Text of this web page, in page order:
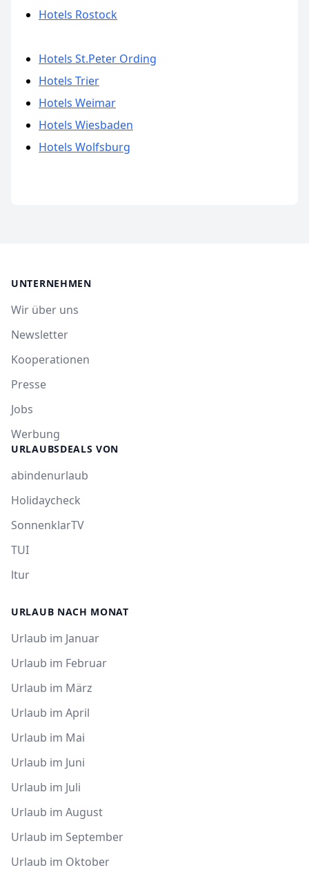
Hotels Rostock
Hotels St.Peter Ording
Hotels Trier
Hotels Weimar
Hotels Wiesbaden
Hotels Wolfsburg
UNTERNEHMEN
Wir über uns
Newsletter
Kooperationen
Presse
Jobs
Werbung
URLAUBSDEALS VON
abindenurlaub
Holidaycheck
SonnenklarTV
TUI
ltur
URLAUB NACH MONAT
Urlaub im Januar
Urlaub im Februar
Urlaub im März
Urlaub im April
Urlaub im Mai
Urlaub im Juni
Urlaub im Juli
Urlaub im August
Urlaub im September
Urlaub im Oktober